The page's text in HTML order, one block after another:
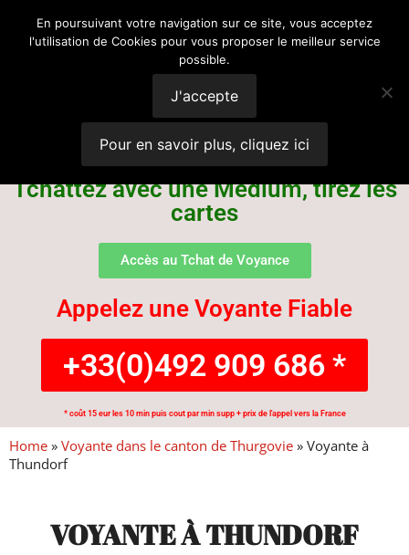
Voyance
Suisse
Tchattez avec une Médium, tirez les
cartes
Accès au Tchat de Voyance
Appelez une Voyante Fiable
+33(0)492 909 686 *
* coût 15 eur les 10 min puis cout par min supp + prix de l'appel vers la France
Home » Voyante dans le canton de Thurgovie » Voyante à
Thundorf
VOYANTE À THUNDORF
En poursuivant votre navigation sur ce site, vous acceptez
l'utilisation de Cookies pour vous proposer le meilleur service
possible.
J'accepte
Pour en savoir plus, cliquez ici